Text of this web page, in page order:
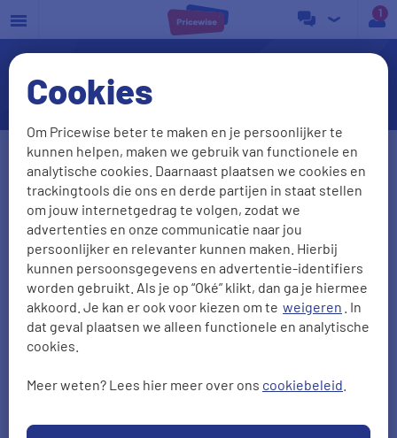
Cookies
Om Pricewise beter te maken en je persoonlijker te
kunnen helpen, maken we gebruik van functionele en
analytische cookies. Daarnaast plaatsen we cookies en
trackingtools die ons en derde partijen in staat stellen
om jouw internetgedrag te volgen, zodat we
advertenties en onze communicatie naar jou
persoonlijker en relevanter kunnen maken. Hierbij
kunnen persoonsgegevens en advertentie-identifiers
worden gebruikt. Als je op “Oké” klikt, dan ga je hiermee
akkoord. Je kan er ook voor kiezen om te weigeren . In
dat geval plaatsen we alleen functionele en analytische
cookies.
Meer weten? Lees hier meer over ons cookiebeleid
a
Postcode Huisnr + Toev.
Wat wil je vergelijken?
Internet,Televisie
Ik zit nu bij
Check je voordeel